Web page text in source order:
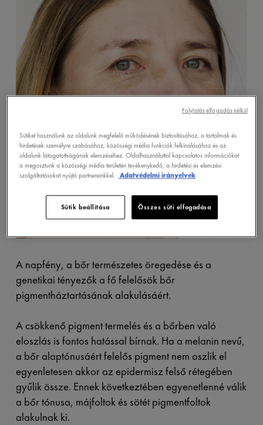
A napfény, a bőr természetes öregedése és a
genetikai tényezők a fő felelősök bőr
pigmentháztartásának alakulásáért.
A csökkenő pigment termelés és a bőrben való
eloszlás is fontos hatással bírnak. Ha a melanin nevű,
a bőr alaptónusáért felelős pigment nem oszlik el
egyenletesen akkor az epidermisz felső rétegében
gyűlik össze. Ennek következtében egyenetlenné válik
a bőr tónusa, májfoltok és sötét pigmentfoltok
alakulnak ki.
Sütiket használunk az oldalunk megfelelő működésének biztosításához, a tartalmak és
hirdetések személyre szabásához, közösségi média funkciók felkínálásához és az
oldalunk látogatottságának elemzéséhez. Oldalhasználattal kapcsolatos információkat
is megosztunk a közösségi média területén tevékenykedő, a hirdetési és elemzési
szolgáltatásokat nyújtó partnereinkkel.
Adatvédelmi irányelvek
Sütik beállítása Összes süti elfogadása
Folytatás elfogadás nélkül